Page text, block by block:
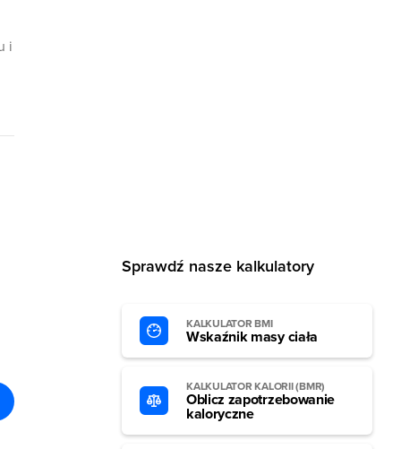
i
Sprawdź nasze kalkulatory
KALKULATOR BMI
Wskaźnik masy ciała
KALKULATOR KALORII (BMR)
Oblicz zapotrzebowanie
kaloryczne